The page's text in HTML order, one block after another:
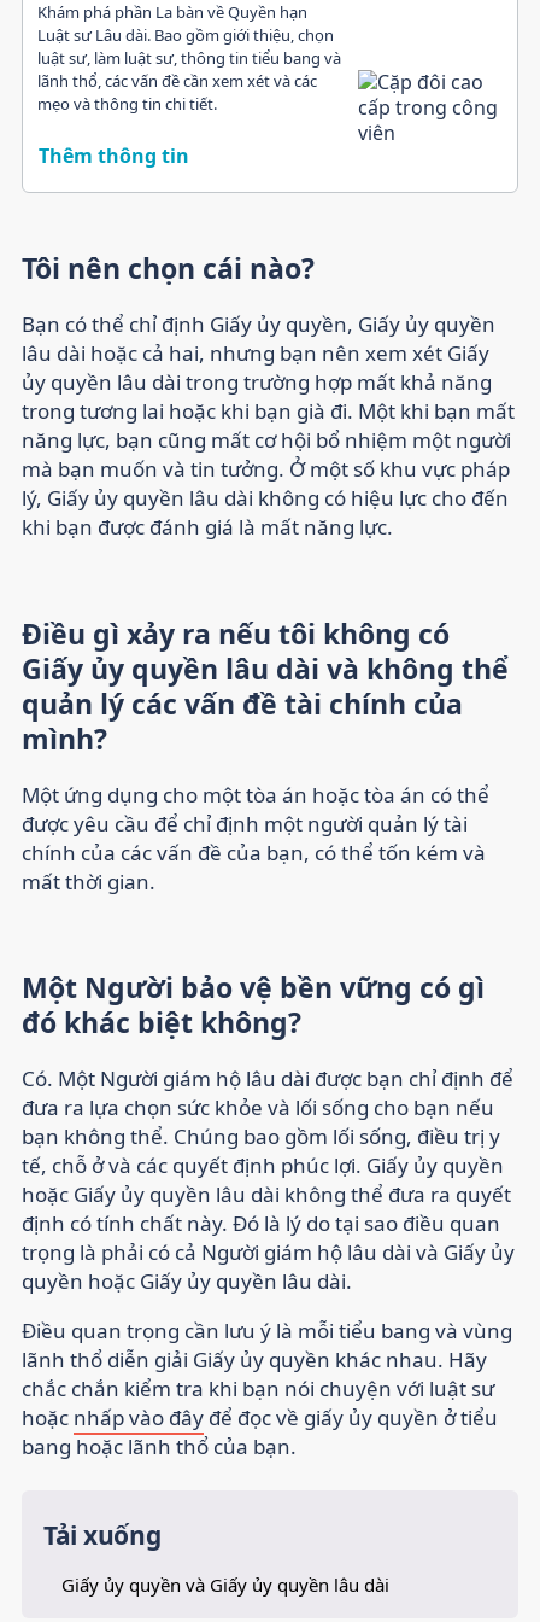
Khám phá phần La bàn về Quyền hạn
Luật sư Lâu dài. Bao gồm giới thiệu, chọn
luật sư, làm luật sư, thông tin tiểu bang và
lãnh thổ, các vấn đề cần xem xét và các
mẹo và thông tin chi tiết.
Thêm thông tin
Tôi nên chọn cái nào?
Bạn có thể chỉ định Giấy ủy quyền, Giấy ủy quyền
lâu dài hoặc cả hai, nhưng bạn nên xem xét Giấy
ủy quyền lâu dài trong trường hợp mất khả năng
trong tương lai hoặc khi bạn già đi. Một khi bạn mất
năng lực, bạn cũng mất cơ hội bổ nhiệm một người
mà bạn muốn và tin tưởng. Ở một số khu vực pháp
lý, Giấy ủy quyền lâu dài không có hiệu lực cho đến
khi bạn được đánh giá là mất năng lực.
Điều gì xảy ra nếu tôi không có
Giấy ủy quyền lâu dài và không thể
quản lý các vấn đề tài chính của
mình?
Một ứng dụng cho một tòa án hoặc tòa án có thể
được yêu cầu để chỉ định một người quản lý tài
chính của các vấn đề của bạn, có thể tốn kém và
mất thời gian.
Một Người bảo vệ bền vững có gì
đó khác biệt không?
Có. Một Người giám hộ lâu dài được bạn chỉ định để
đưa ra lựa chọn sức khỏe và lối sống cho bạn nếu
bạn không thể. Chúng bao gồm lối sống, điều trị y
tế, chỗ ở và các quyết định phúc lợi. Giấy ủy quyền
hoặc Giấy ủy quyền lâu dài không thể đưa ra quyết
định có tính chất này. Đó là lý do tại sao điều quan
trọng là phải có cả Người giám hộ lâu dài và Giấy ủy
quyền hoặc Giấy ủy quyền lâu dài.
Điều quan trọng cần lưu ý là mỗi tiểu bang và vùng
lãnh thổ diễn giải Giấy ủy quyền khác nhau. Hãy
chắc chắn kiểm tra khi bạn nói chuyện với luật sư
hoặc nhấp vào đây để đọc về giấy ủy quyền ở tiểu
bang hoặc lãnh thổ của bạn.
Tải xuống
Giấy ủy quyền và Giấy ủy quyền lâu dài